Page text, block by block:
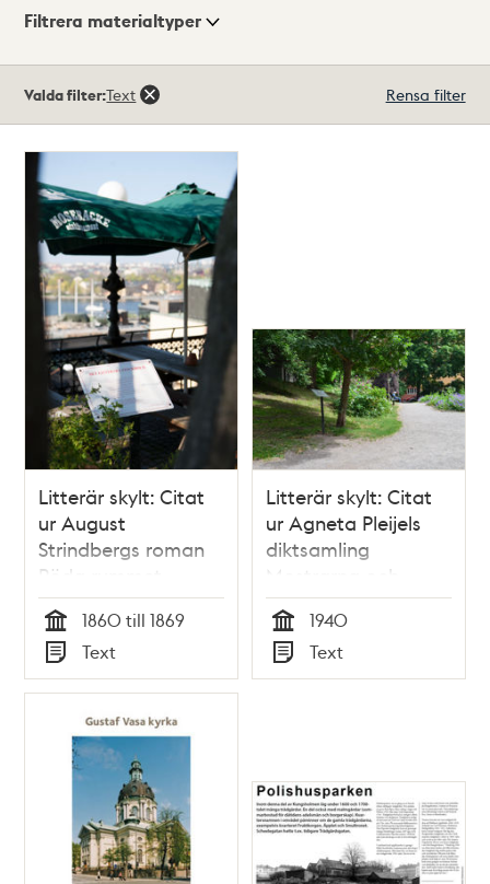
Visningsläge
Filtrera materialtyper
träffar
Valda filter:Text Rensa filter
Litterär skylt: Citat
ur August
Strindbergs roman
Röda rummet
Tid
1860 till 1869
Typ
Text
Litterär skylt: Citat
ur Agneta Pleijels
diktsamling
Mostrarna och
andra dikter
Tid
1940
Typ
Text